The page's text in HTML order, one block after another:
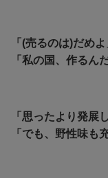
「(売るのは)だめよ
「 私の国、作るん
「思ったより発展
「でも、野性味も